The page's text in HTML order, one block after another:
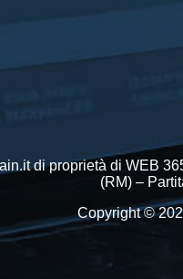
di proprietà di WEB
(RM) –
Copyright ©